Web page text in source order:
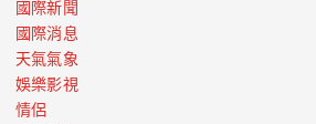
國際新聞
國際消息
天氣氣象
娛樂影視
情侶